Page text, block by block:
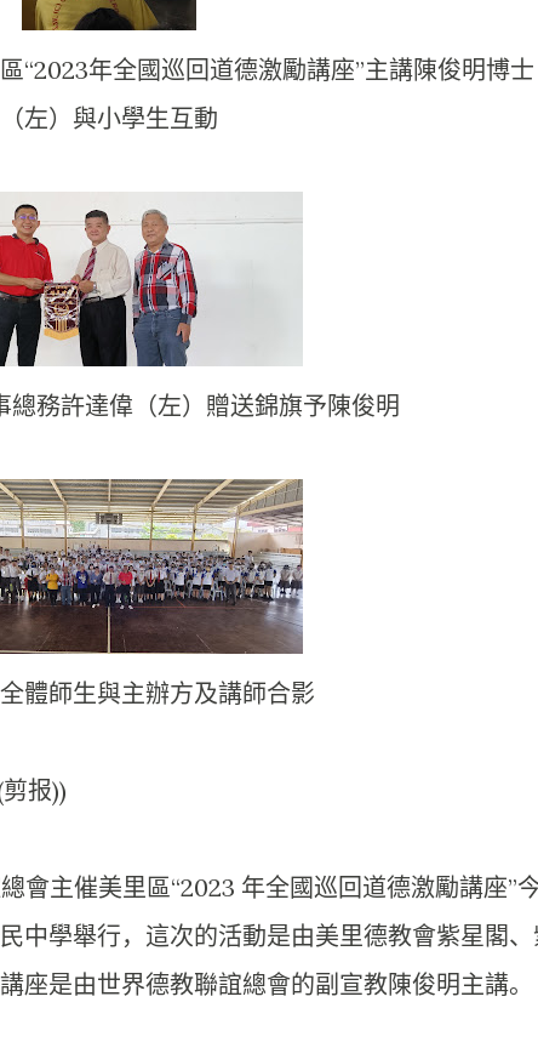
“2023年全國巡回道德激勵講座”主講陳俊明博士
（左）與小學生互動
總務許達偉（左）贈送錦旗予陳俊明
體師生與主辦方及講師合影
报))
會主催美里區“2023 年全國巡回道德激勵講座”
中學舉行， 這次的活動是由美里德教會紫星閣
講座是由世界德教聯誼總會的副宣教陳俊明主講。